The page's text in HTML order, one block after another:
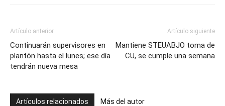
Artículo anterior
Continuarán supervisores en
plantón hasta el lunes; ese día
tendrán nueva mesa
Artículo siguiente
Mantiene STEUABJO toma de
CU, se cumple una semana
Artículos relacionados Más del autor